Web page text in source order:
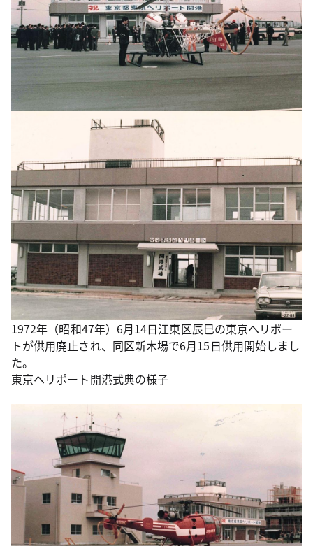
1972年（昭和47年）6月14日江東区辰巳の東京ヘリポー
トが供用廃止され、同区新木場で6月15日供用開始しまし
た。
東京ヘリポート開港式典の様子